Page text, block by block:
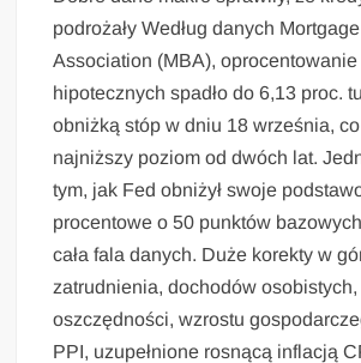
podrożały Według danych
Association (MBA),
hipotecznych spadło do 6,13 proc.
obniżką stóp w dniu 18 września,
najniższy poziom od dwóch lat.
tym, jak Fed obniżył swoje
procentowe o 50 punktów
cała fala danych. Duże korekty w
zatrudnienia, dochodów osobistych,
oszczędności, wzrostu
PPI, uzupełnione rosnącą inflacją